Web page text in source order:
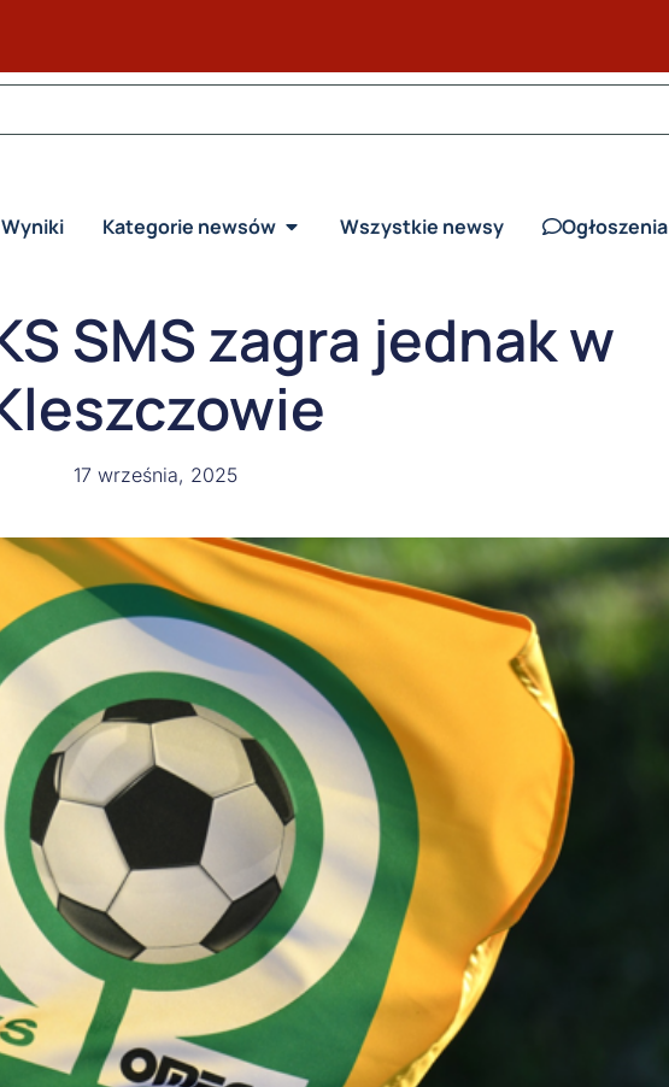
Wyniki Kategorie newsów Wszystkie newsy Ogłoszenia
SMS zagra jednak w
17 września, 2025